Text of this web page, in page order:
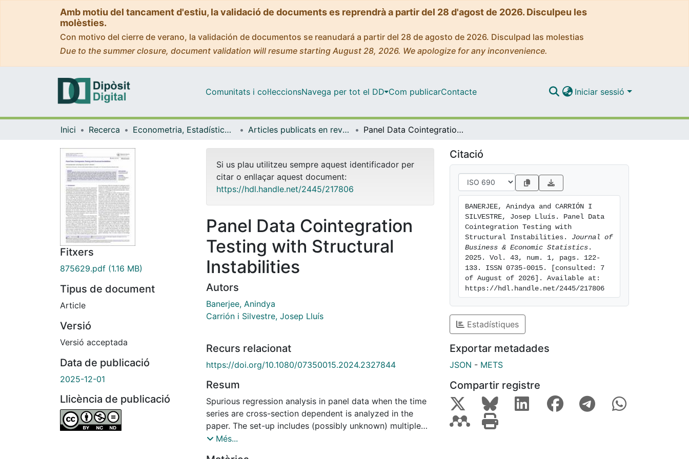
Amb motiu del tancament d'estiu, la validació de documents es reprendrà a partir del 28 d'agost de 2026. Disculpeu les
molèsties.
Con motivo del cierre de verano, la validación de documentos se reanudará a partir del 28 de agosto de 2026. Disculpad las molestias
Due to the summer closure, document validation will resume starting August 28, 2026. We apologize for any inconvenience.
Comunitats i col·leccionsNavega per tot el DD Com publicarContacte Iniciar sessió
Inici Recerca Econometria, Estadística i Economia Aplicada Articles publicats en revistes (Econometria, Estadística i Economia Aplicada) Panel Data Cointegration Testing with Structural Instabilities
Fitxers
875629.pdf (1.16 MB)
Tipus de document
Article
Versió
Versió acceptada
Data de publicació
2025-12-01
Llicència de publicació
Si us plau utilitzeu sempre aquest identificador per
citar o enllaçar aquest document:
https://hdl.handle.net/2445/217806
Panel Data Cointegration
Testing with Structural
Instabilities
Autors
Banerjee, Anindya
Carrión i Silvestre, Josep Lluís
Recurs relacionat
https://doi.org/10.1080/07350015.2024.2327844
Resum
Spurious regression analysis in panel data when the time
series are cross-section dependent is analyzed in the
paper. The set-up includes (possibly unknown) multiple
structural breaks that can affect both the deterministic
Més...
Citació
BANERJEE, Anindya and CARRIÓN I
SILVESTRE, Josep Lluís. Panel Data
Cointegration Testing with
Structural Instabilities. Journal of
Business & Economic Statistics .
2025. Vol. 43, num. 1, pags. 122-
133. ISSN 0735-0015. [consulted: 7
of August of 2026]. Available at:
https://hdl.handle.net/2445/217806
Estadístiques
Exportar metadades
JSON - METS
Compartir registre